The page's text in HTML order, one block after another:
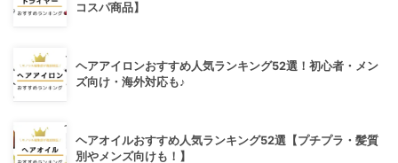
コスパ商品】
ヘアアイロンおすすめ人気ランキング52選！初心者・メン
ズ向け・海外対応も♪
ヘアオイルおすすめ人気ランキング52選【プチプラ・髪質
別やメンズ向けも！】